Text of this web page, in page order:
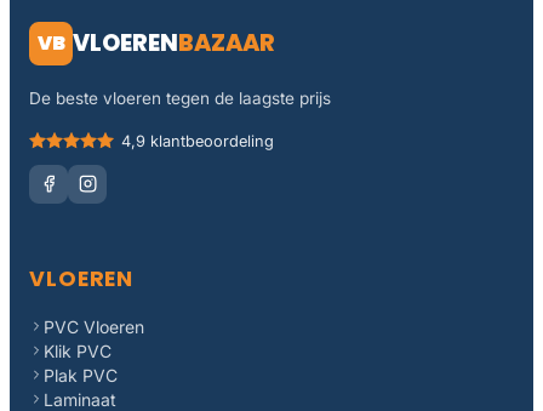
VB VLOERENBAZAAR
De beste vloeren tegen de laagste prijs
4,9 klantbeoordeling
VLOEREN
PVC Vloeren
Klik PVC
Plak PVC
Laminaat